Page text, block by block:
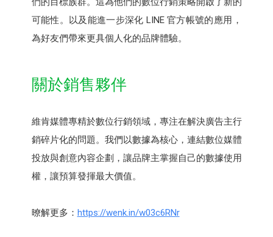
可能性。以及能進一步深化 LINE 官方帳號的應用，
為好友們帶來更具個人化的品牌體驗。
關於銷售夥伴
維肯媒體專精於數位行銷領域，專注在解決廣告主行
銷碎片化的問題。我們以數據為核心，連結數位媒體
投放與創意內容企劃，讓品牌主掌握自己的數據使用
權，讓預算發揮最大價值。
暸解更多： https://wenk.in/w03c6RNr